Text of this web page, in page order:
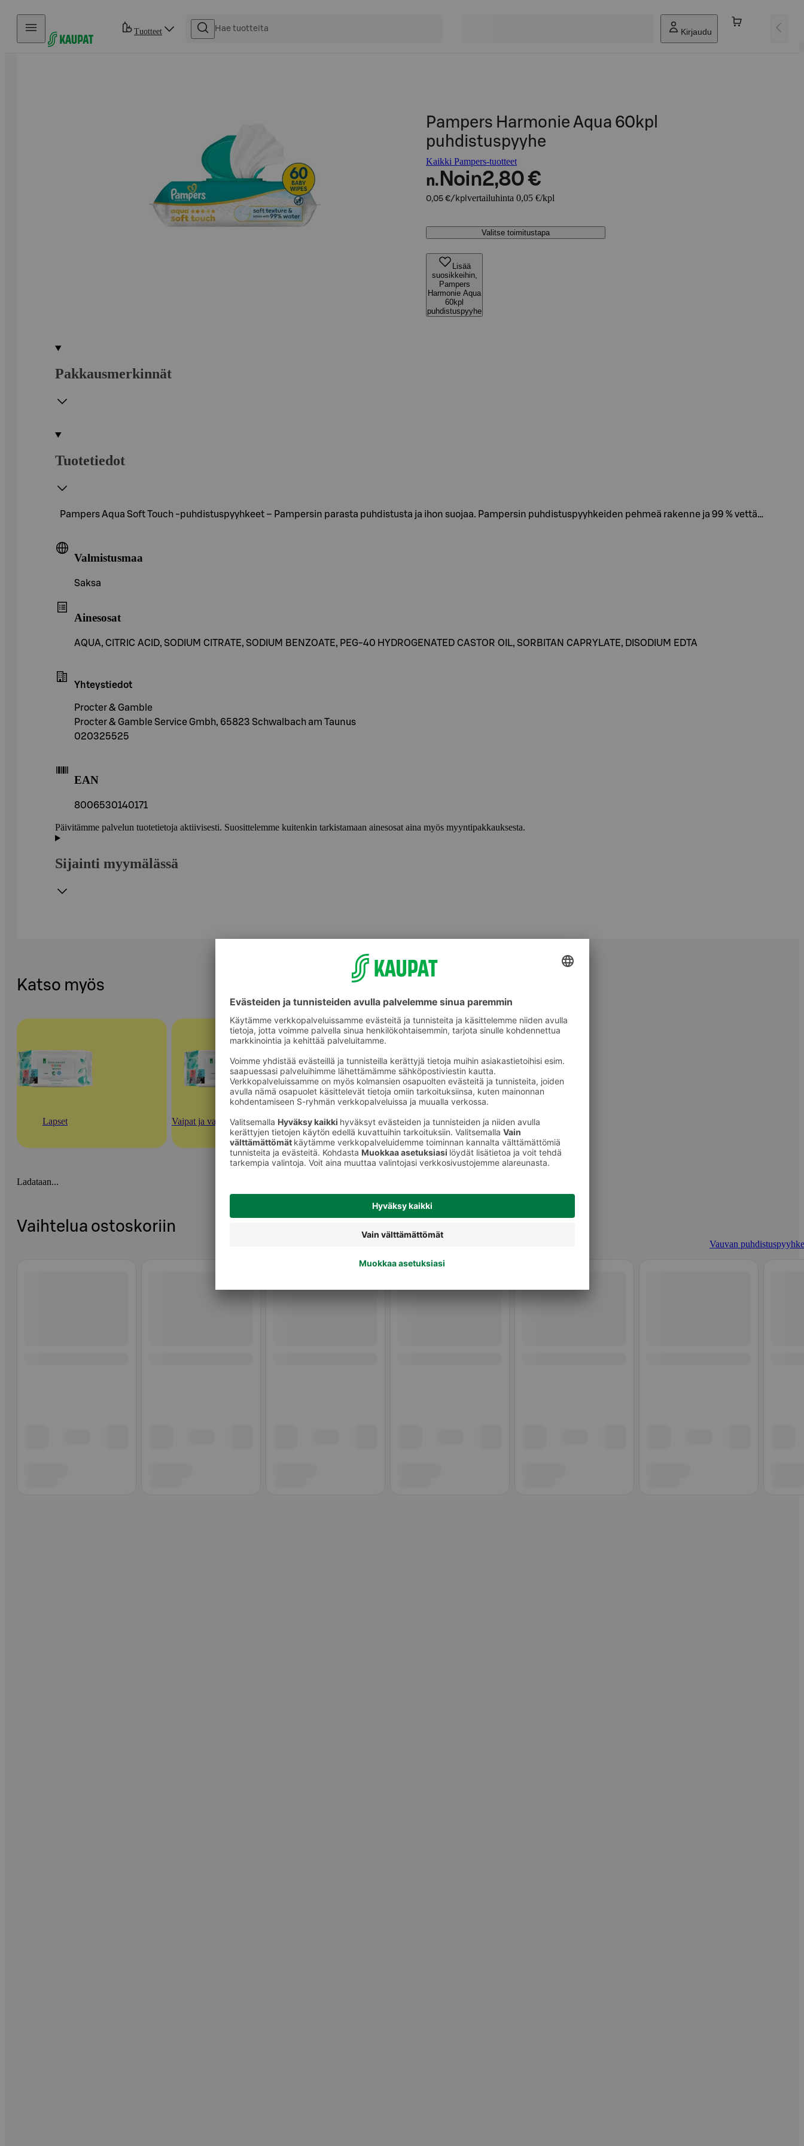
Hyppää sisältöön
Tuotteet Kirjaudu
Pampers Harmonie Aqua 60kpl
puhdistuspyyhe
Kaikki Pampers-tuotteet
n. Noin2,80 €
0,05 €/kpl vertailuhinta 0,05 €/kpl
Valitse toimitustapa
Lisää
suosikkeihin,
Pampers
Harmonie Aqua
60kpl
puhdistuspyyhe
Pakkausmerkinnät
Tuotetiedot
Pampers Aqua Soft Touch -puhdistuspyyhkeet – Pampersin parasta puhdistusta ja ihon suojaa. Pampersin puhdistuspyyhkeiden pehmeä rakenne ja 99 % vettä…
Valmistusmaa
Saksa
Ainesosat
AQUA, CITRIC ACID, SODIUM CITRATE, SODIUM BENZOATE, PEG-40 HYDROGENATED CASTOR OIL, SORBITAN CAPRYLATE, DISODIUM EDTA
Yhteystiedot
Procter & Gamble
Procter & Gamble Service Gmbh, 65823 Schwalbach am Taunus
020325525
EAN
8006530140171
Päivitämme palvelun tuotetietoja aktiivisesti. Suosittelemme kuitenkin tarkistamaan ainesosat aina myös myyntipakkauksesta.
Sijainti myymälässä
Katso myös
Lapset Vaipat ja vauvan ihonhoito Vauvan puhdistuspyyhkeet
Ladataan...
Vaihtelua ostoskoriin
Vauvan